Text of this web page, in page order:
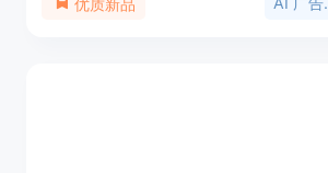
和 Google 上的广告创意。它的主要